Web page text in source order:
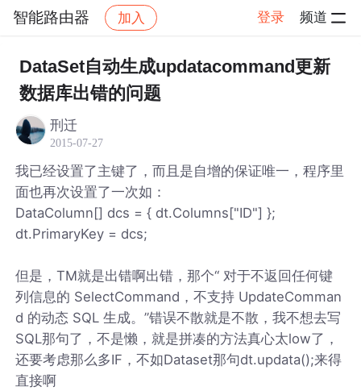
智能路由器 加入 登录 频道
社区 智能路由器 帖子详情
DataSet自动生成updatacommand更新
数据库出错的问题
刑迁
2015-07-27
我已经设置了主键了，而且是自增的保证唯一，程序里
面也再次设置了一次如：
DataColumn[] dcs = { dt.Columns["ID"] };
dt.PrimaryKey = dcs;
但是，TM就是出错啊出错，那个“ 对于不返回任何键
列信息的 SelectCommand，不支持 UpdateComman
d 的动态 SQL 生成。”错误不散就是不散，我不想去写
SQL那句了，不是懒，就是拼凑的方法真心太low了，
还要考虑那么多IF，不如Dataset那句dt.updata();来得
直接啊